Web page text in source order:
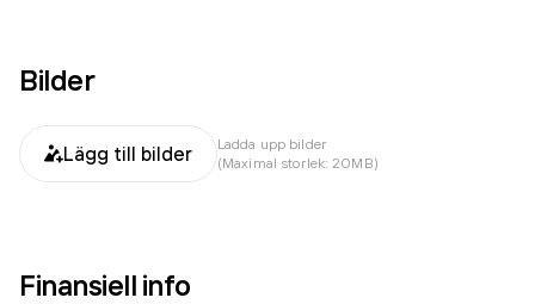
Bilder
Lägg till bilder
Ladda upp bilder
(Maximal storlek: 20MB)
Finansiell info